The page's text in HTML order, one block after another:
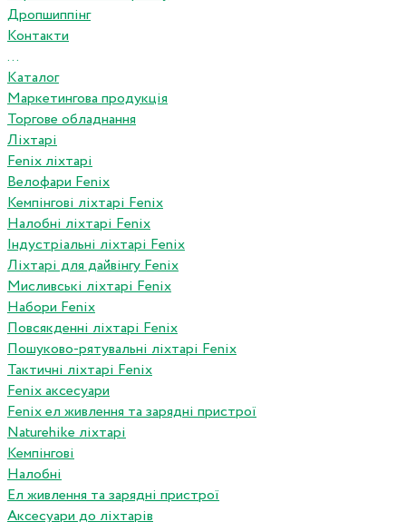
Дропшиппінг
Контакти
...
Каталог
Маркетингова продукція
Торгове обладнання
Ліхтарі
Fenix ліхтарі
Велофари Fenix
Кемпінгові ліхтарі Fenix
Налобні ліхтарі Fenix
Індустріальні ліхтарі Fenix
Ліхтарі для дайвінгу Fenix
Мисливські ліхтарі Fenix
Набори Fenix
Повсякденні ліхтарі Fenix
Пошуково-рятувальні ліхтарі Fenix
Тактичні ліхтарі Fenix
Fenix аксесуари
Fenix ел живлення та зарядні пристрої
Naturehike ліхтарі
Кемпінгові
Налобні
Ел живлення та зарядні пристрої
Аксесуари до ліхтарів